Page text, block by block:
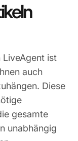
ist
auch
Diese
gesamte
unabhängig